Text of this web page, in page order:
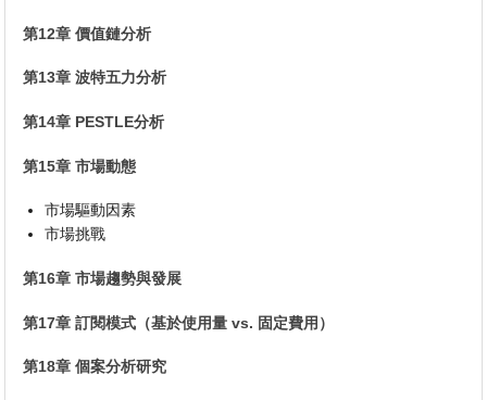
第12章 價值鏈分析
第13章 波特五力分析
第14章 PESTLE分析
第15章 市場動態
市場驅動因素
市場挑戰
第16章 市場趨勢與發展
第17章 訂閱模式（基於使用量 vs. 固定費用）
第18章 個案分析研究